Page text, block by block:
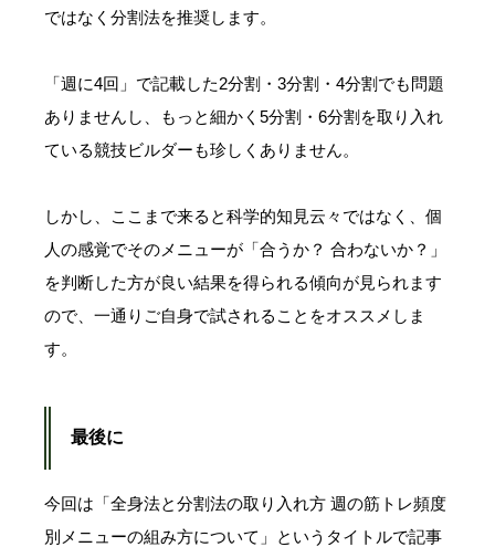
ではなく分割法を推奨します。
「週に4回」で記載した2分割・3分割・4分割でも問題
ありませんし、もっと細かく5分割・6分割を取り入れ
ている競技ビルダーも珍しくありません。
しかし、ここまで来ると科学的知見云々ではなく、個
人の感覚でそのメニューが「合うか？ 合わないか？」
を判断した方が良い結果を得られる傾向が見られます
ので、一通りご自身で試されることをオススメしま
す。
最後に
今回は「全身法と分割法の取り入れ方 週の筋トレ頻度
別メニューの組み方について」というタイトルで記事